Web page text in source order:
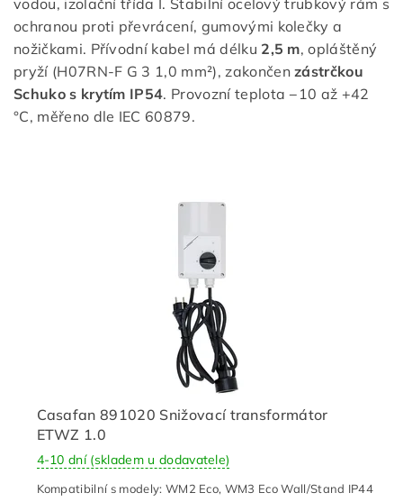
vodou, izolační třída I. Stabilní ocelový trubkový rám s
ochranou proti převrácení, gumovými kolečky a
nožičkami. Přívodní kabel má délku 2,5 m, opláštěný
pryží (H07RN-F G 3 1,0 mm²), zakončenzástrčkou
Schuko s krytím IP54. Provozní teplota −10 až +42
°C, měřeno dle IEC 60879.
Casafan 891020 Snižovací transformátor
ETWZ 1.0
4-10 dní (skladem u dodavatele)
Kompatibilní s modely: WM2 Eco, WM3 Eco Wall/Stand IP44